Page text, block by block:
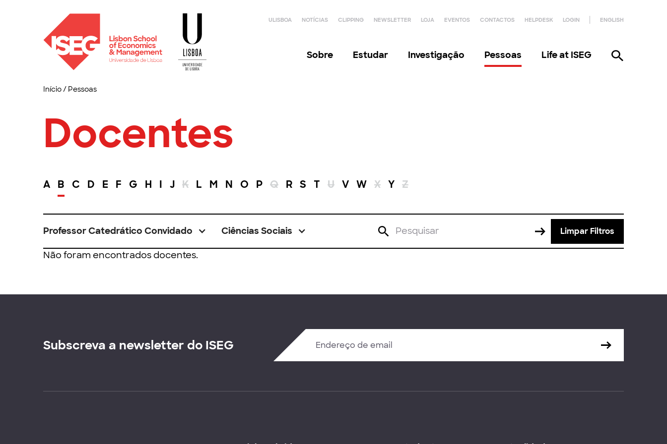
ULISBOA NOTÍCIAS CLIPPING NEWSLETTER LOJA EVENTOS CONTACTOS HELPDESK LOGIN ENGLISH
Sobre Estudar Investigação Pessoas Life at ISEG
Início/ Pessoas
Docentes
A B C D E F G H I J K L M N O P Q R S T U V W X Y Z
Professor Catedrático Convidado Ciências Sociais Limpar Filtros
Não foram encontrados docentes.
Subscreva a newsletter do ISEG